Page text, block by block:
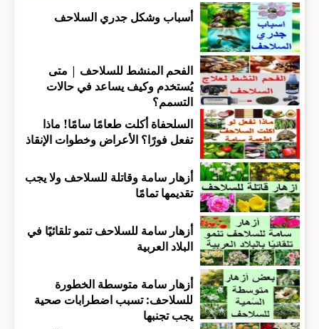
أسباب وشكل جدري السلاحف
الفحم المنشط للسلاحف | متى
يُستخدم وكيف يساعد في حالات
التسمم؟
السلحفاة أكلت طعامًا سامًا! ماذا
تفعل فورًا؟ الأعراض وخطوات الإنقاذ
أزهار سامة وقاتلة للسلاحف ولا يجب
تقديمها تمامًا
أزهار سامة للسلاحف تنمو تلقائيًا في
البلاد العربية
أزهار سامة متوسطة الخطورة
للسلاحف: تسبب اضطرابات صحية
يجب تجنبها